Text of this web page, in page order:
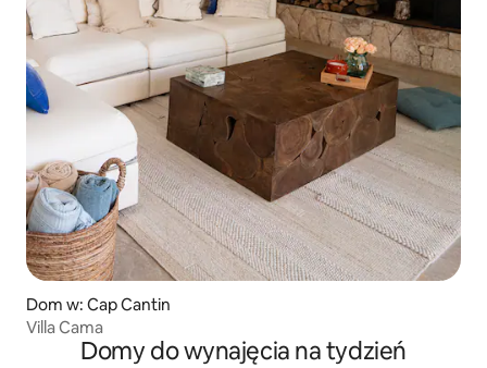
Dom w: Cap Cantin
Villa Cama
Domy do wynajęcia na tydzień